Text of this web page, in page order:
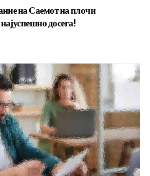
на Саемот на плочи
досега!